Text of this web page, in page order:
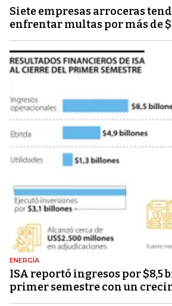
Siete empresas arroceras
enfrentar multas por más de
ENERGÍA
ISA reportó ingresos por $8,5
primer semestre con un